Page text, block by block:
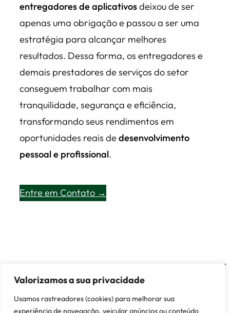
Valorizamos a sua privacidade
Usamos rastreadores (cookies) para melhorar sua
experiência de navegação, veicular anúncios ou conteúdo
entregadores de aplicativosdeixou de ser
apenas uma obrigação e passou a ser uma
estratégia para alcançar melhores
resultados. Dessa forma, os entregadores e
demais prestadores de serviços do setor
conseguem trabalhar com mais
tranquilidade, segurança e eficiência,
transformando seus rendimentos em
oportunidades reais dedesenvolvimento
pessoal e profissional.
Entre em Contato →
© 2026 Lisboa Contábil ·Entre em Contato